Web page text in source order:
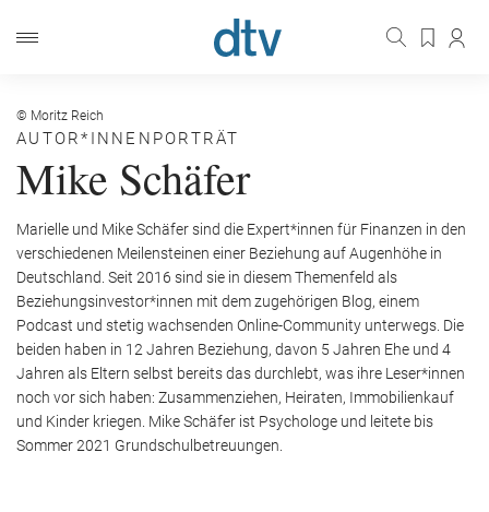
© Moritz Reich
AUTOR*INNENPORTRÄT
Mike Schäfer
Marielle und Mike Schäfer sind die Expert*innen für Finanzen in den
verschiedenen Meilensteinen einer Beziehung auf Augenhöhe in
Deutschland. Seit 2016 sind sie in diesem Themenfeld als
Beziehungsinvestor*innen mit dem zugehörigen Blog, einem
Podcast und stetig wachsenden Online-Community unterwegs. Die
beiden haben in 12 Jahren Beziehung, davon 5 Jahren Ehe und 4
Jahren als Eltern selbst bereits das durchlebt, was ihre Leser*innen
noch vor sich haben: Zusammenziehen, Heiraten, Immobilienkauf
und Kinder kriegen. Mike Schäfer ist Psychologe und leitete bis
Sommer 2021 Grundschulbetreuungen.